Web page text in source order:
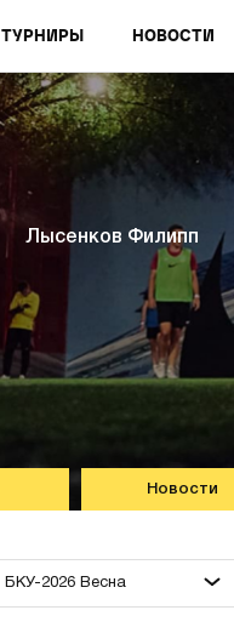
ТУРНИРЫ НОВОСТИ
Лысенков Филипп
Новости
БКУ-2026 Весна